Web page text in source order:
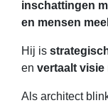
inschattingen
en mensen
Hij is
en vertaalt visie
Als architect